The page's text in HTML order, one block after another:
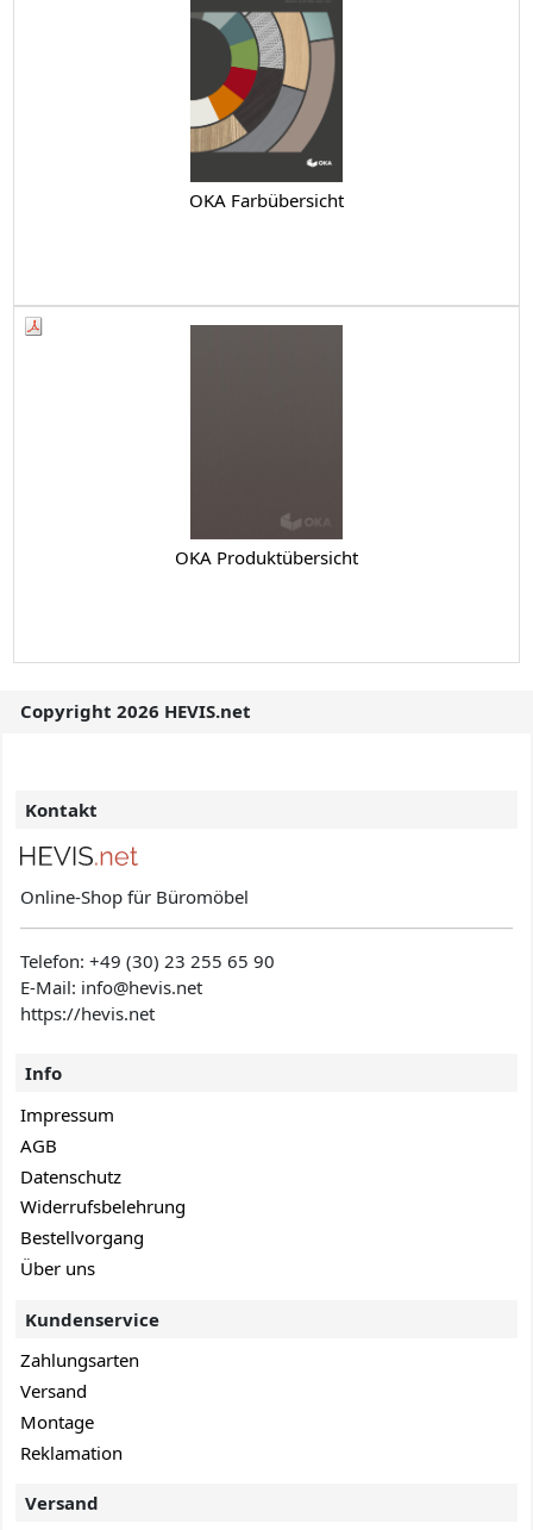
OKA Farbübersicht
OKA Produktübersicht
Copyright 2026 HEVIS.net
Kontakt
Online-Shop für Büromöbel
Telefon:+49 (30) 23 255 65 90
E-Mail: info@hevis.net
https://hevis.net
Info
Impressum
AGB
Datenschutz
Widerrufsbelehrung
Bestellvorgang
Über uns
Kundenservice
Zahlungsarten
Versand
Montage
Reklamation
Versand